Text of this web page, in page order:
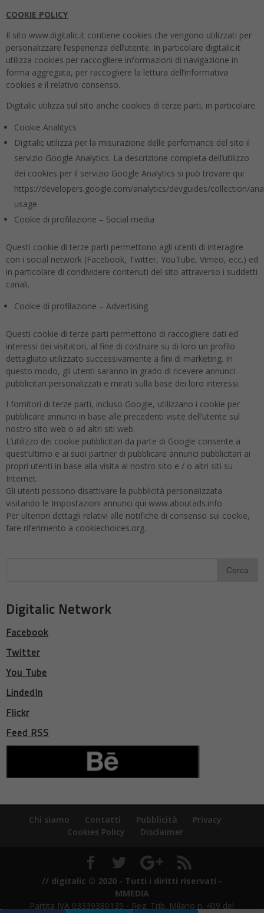
COOKIE POLICY
Il sito www.digitalic.it contiene cookies che vengono utilizzati per
personalizzare l’esperienza dell’utente. In particolare digitalic.it
utilizza cookies per raccogliere informazioni di navigazione in
forma aggregata, per raccogliere la lettura dell’informativa
cookies e il relativo consenso.
Digitalic utilizza sul sito anche cookies di terze parti, in particolare
Cookie Analitycs
Digitalic utilizza per la misurazione delle perfomance del sito il
servizio Google Analytics. La descrizione completa dell’utilizzo
dei cookies per il servizio Google Analytics si può trovare qui
https://developers.google.com/analytics/devguides/collection/
usage
Cookie di profilazione – Social media
Questi cookie di terze parti permettono agli utenti di interagire
con i social network (Facebook, Twitter, YouTube, Vimeo, ecc.) ed
in particolare di condividere contenuti del sito attraverso i suddetti
canali.
Cookie di profilazione – Advertising
Questi cookie di terze parti permettono di raccogliere dati ed
interessi dei visitatori, al fine di costruire su di loro un profilo
dettagliato utilizzato successivamente a fini di marketing. In
questo modo, gli utenti saranno in grado di ricevere annunci
pubblicitari personalizzati e mirati sulla base dei loro interessi.
I fornitori di terze parti, incluso Google, utilizzano i cookie per
pubblicare annunci in base alle precedenti visite dell’utente sul
nostro sito web o ad altri siti web.
L’utilizzo dei cookie pubblicitari da parte di Google consente a
quest’ultimo e ai suoi partner di pubblicare annunci pubblicitari ai
propri utenti in base alla visita al nostro sito e / o altri siti su
Internet.
Gli utenti possono disattivare la pubblicità personalizzata
visitando le Impostazioni annunci qui www.aboutads.info
Per ulteriori dettagli relativi alle notifiche di consenso sui cookie,
fare riferimento a cookiechoices.org.
Digitalic Network
Facebook
Twitter
You Tube
LindedIn
Flickr
Feed RSS
Chi siamo Contatti Pubblicità
Privacy
Cookies Policy
Disclaimer
// digitalic © 2020 - Tutti i diritti riservati -
MMEDIA
Partita IVA 03339380135 - Reg. Trib. Milano n. 409 del